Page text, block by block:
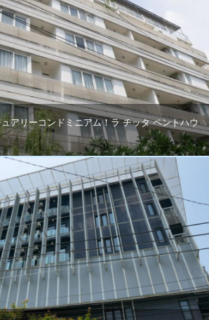
アリーコンドミニアム！ラ チッタ ペントハウ